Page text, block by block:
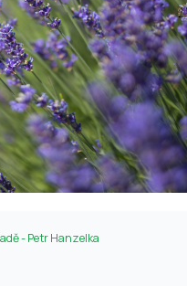
- Petr Hanzelka